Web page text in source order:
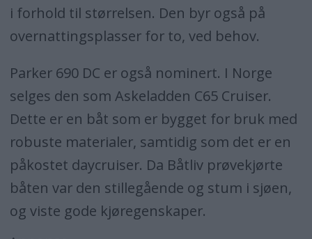
i forhold til størrelsen. Den byr også på
overnattingsplasser for to, ved behov.
Parker 690 DC er også nominert. I Norge
selges den som Askeladden C65 Cruiser.
Dette er en båt som er bygget for bruk med
robuste materialer, samtidig som det er en
påkostet daycruiser. Da Båtliv prøvekjørte
båten var den stillegående og stum i sjøen,
og viste gode kjøregenskaper.